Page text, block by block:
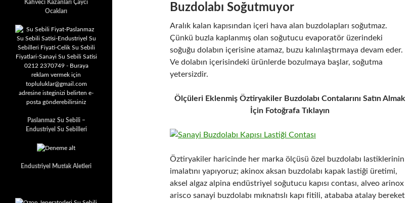
Buzdolabı Soğutmuyor
Aralık kalan kapısından içeri hava alan buzdolapları soğutmaz.
Çünkü buzla kaplanmış olan soğutucu evaporatör üzerindeki
soğuğu dolabın içerisine atamaz, buzu kalınlaştırmaya devam eder.
Ve dolabın içerisindeki ürünlerde bozulmaya başlar, soğutma
yetersizdir.
Ölçüleri Eklenmiş Öztiryakiler Buzdolabı Contalarını Satın Almak
İçin Fotoğrafa Tıklayın
Öztiryakiler haricinde her marka ölçüsü özel buzdolabı lastiklerinin
imalatını yapıyoruz; akinox aksan buzdolabı kapak lastiği üretimi,
aksel algaz alpina endüstriyel soğutucu kapısı contası, alveo arinox
arisco sanayi buzdolabı mıknatıslı kapı fitili, atababa atalay bereket
Kahveci Kazanları Çaycı
Ocakları
Paslanmaz Su Sebili –
Endustriyel Su Sebilleri
Endustriyel Mutfak Aletleri